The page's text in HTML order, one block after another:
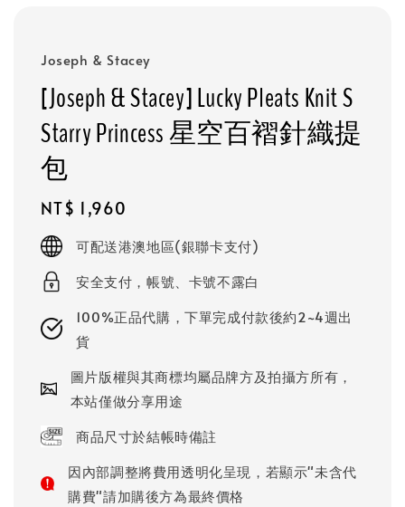
Joseph & Stacey
[Joseph & Stacey] Lucky Pleats Knit S
Starry Princess 星空百褶針織提
包
Regular
price
NT$ 1,960
可配送港澳地區(銀聯卡支付)
安全支付，帳號、卡號不露白
100%正品代購，下單完成付款後約2~4週出
貨
圖片版權與其商標均屬品牌方及拍攝方所有，
本站僅做分享用途
商品尺寸於結帳時備註
因內部調整將費用透明化呈現，若顯示"未含代
購費"請加購後方為最終價格